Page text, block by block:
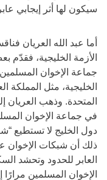
سيكون لها أثر إيجابي
أما عبد الله العريان
الأزمة الخليجية، فقدّم
جماعة الإخوان
الخليجية، مثل المملكة
المتحدة. وذهب العريان
في جماعة الإخوان
دول الخليج لا تستطيع
ذلك أن شبكات الإخوان
العابر للحدود وتحشد
الإخوان المسلمين